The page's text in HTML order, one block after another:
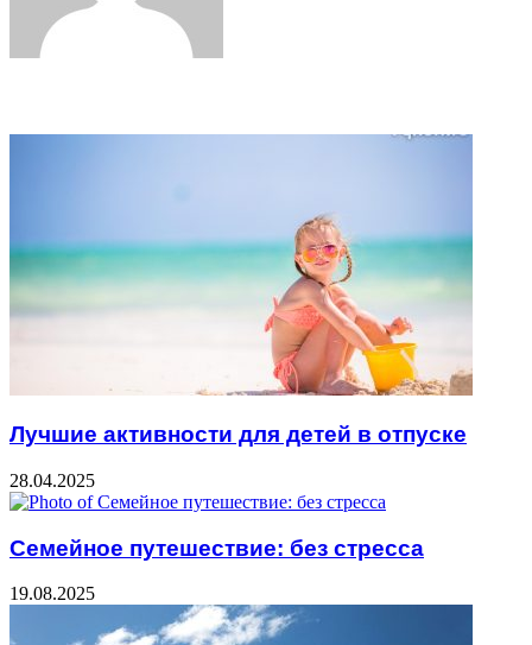
Лучшие активности для детей в отпуске
28.04.2025
Семейное путешествие: без стресса
19.08.2025